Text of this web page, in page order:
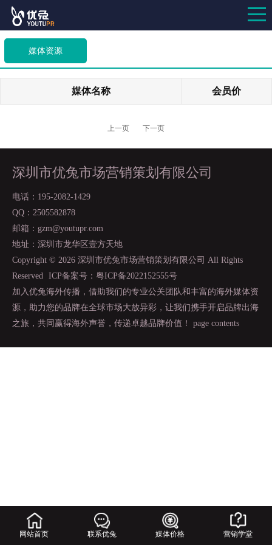
媒体资源
媒体名称 会员价
上一页 下一页
深圳市优兔市场营销策划有限公司
电话：195-2082-1429
QQ：2505582878
邮箱：gzm@youtupr.com
地址：深圳市龙华区壹方天地
Copyright © 2026 深圳市优兔市场营销策划有限公司 All Rights
Reserved
ICP备案号：粤ICP备2022152555号
加入优兔海外传播，借助我们的专业公关团队和丰富的海外媒体资
源，助力您的品牌在全球市场大放异彩，让我们携手开启品牌出海
之旅，共同赢得海外声誉，传递卓越品牌价值！ page contents
网站首页 联系优兔 媒体价格 营销学堂